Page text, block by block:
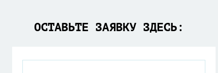
ОСТАВЬТЕ ЗАЯВКУ ЗДЕСЬ: